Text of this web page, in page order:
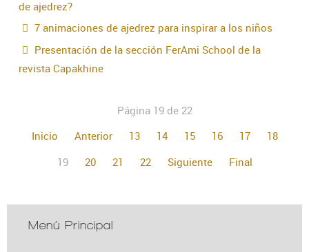
de ajedrez?
7 animaciones de ajedrez para inspirar a los niños
Presentación de la sección FerAmi School de la
revista Capakhine
Página 19 de 22
Inicio
Anterior 13 14 15 16 17
18
19
20 21 22 Siguiente Final
Menú Principal